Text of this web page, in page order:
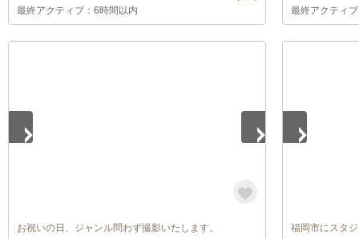
最終アクティブ：6時間以内 最終アクティ
お祝いの日、ジャンル問わず撮影いたします。 福岡市にスタ